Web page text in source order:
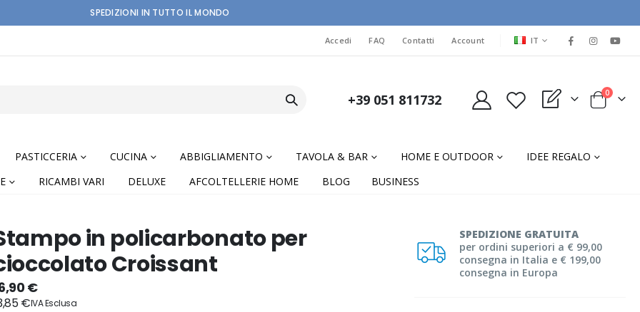
SPEDIZIONI IN TUTTO IL MONDO
Accedi FAQ Contatti Account LINGUA
IT
+39 051 811732 My Quote Cart
0elementi
PASTICCERIA CUCINA ABBIGLIAMENTO TAVOLA & BAR HOME E OUTDOOR
IDEE REGALO
RICAMBI VARI DELUXE AFCOLTELLERIE HOME BLOG BUSINESS
SPEDIZIONE GRATUITA
per ordini superiori a € 99,00
consegna in Italia e € 199,00
consegna in Europa
in policarbonato per
Croissant
€
€